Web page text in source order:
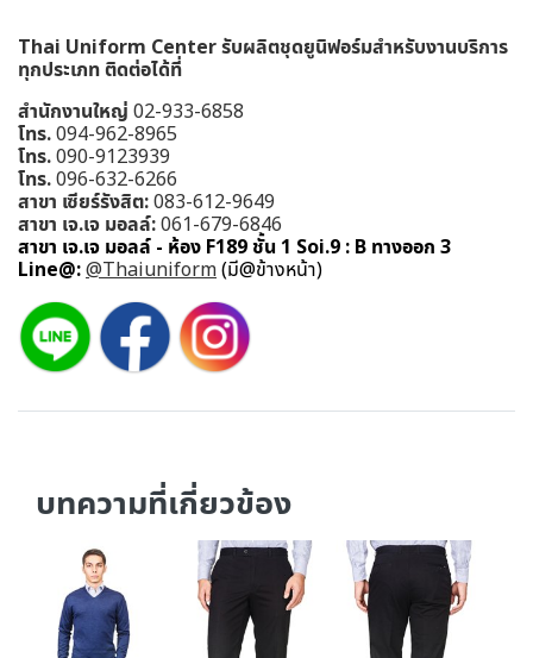
Thai Uniform Center รับผลิตชุดยูนิฟอร์มสำหรับงานบริการ
ทุกประเภท ติดต่อได้ที่
สำนักงานใหญ่ 02-933-6858
โทร.094-962-8965
โทร.090-9123939
โทร.096-632-6266
สาขา เซียร์รังสิต:083-612-9649
สาขา เจ.เจ มอลล์:061-679-6846
สาขา เจ.เจ มอลล์ - ห้อง F189 ชั้น 1 Soi.9 : B ทางออก 3
Line@:@Thaiuniform(มี@ข้างหน้า)
บทความที่เกี่ยวข้อง